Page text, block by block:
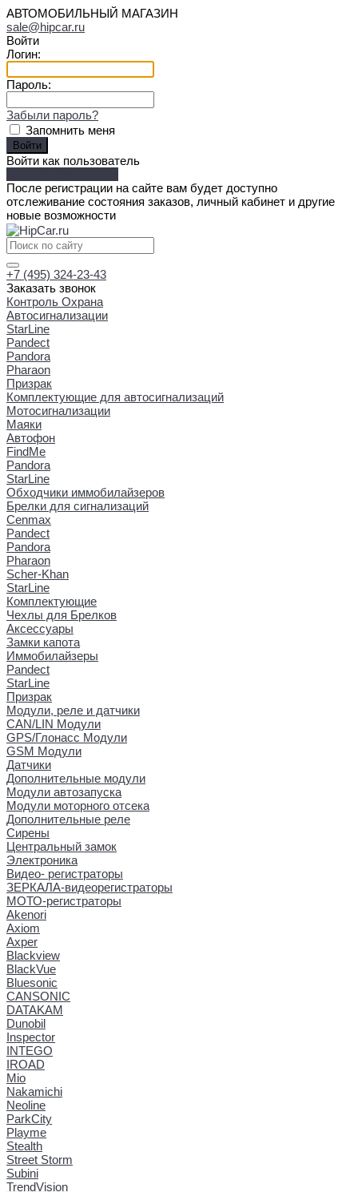
АВТОМОБИЛЬНЫЙ МАГАЗИН
sale@hipcar.ru
Войти
Логин:
Пароль:
Забыли пароль?
Запомнить меня
Войти как пользователь
После регистрации на сайте вам будет доступно
отслеживание состояния заказов, личный кабинет и другие
новые возможности
+7 (495) 324-23-43
Заказать звонок
Контроль Охрана
Автосигнализации
StarLine
Pandect
Pandora
Pharaon
Призрак
Комплектующие для автосигнализаций
Мотосигнализации
Маяки
Автофон
FindMe
Pandora
StarLine
Обходчики иммобилайзеров
Брелки для сигнализаций
Cenmax
Pandect
Pandora
Pharaon
Scher-Khan
StarLine
Комплектующие
Чехлы для Брелков
Аксессуары
Замки капота
Иммобилайзеры
Pandect
StarLine
Призрак
Модули, реле и датчики
CAN/LIN Модули
GPS/Глонасс Модули
GSM Модули
Датчики
Дополнительные модули
Модули автозапуска
Модули моторного отсека
Дополнительные реле
Сирены
Центральный замок
Электроника
Видео- регистраторы
ЗЕРКАЛА-видеорегистраторы
МОТО-регистраторы
Akenori
Axiom
Axper
Blackview
BlackVue
Bluesonic
CANSONIC
DATAKAM
Dunobil
Inspector
INTEGO
IROAD
Mio
Nakamichi
Neoline
ParkCity
Playme
Stealth
Street Storm
Subini
TrendVision